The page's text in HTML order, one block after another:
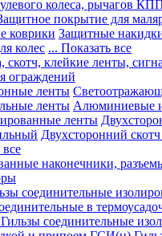
колеса, рычагов
покрытие для
коврики Защитные
колес ... Показать все
скотч, клейкие ленты,
ограждений
ленты
ленты Алюминиевые
ленты
Двухсторонний
все
наконечники,
соединительные
в
соединительные